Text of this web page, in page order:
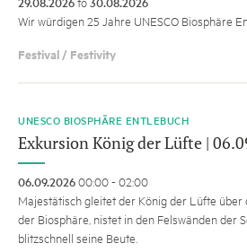
Wir würdigen 25 Jahre UNESCO Biosphäre
Festival / Festivity
UNESCO BIOSPHÄRE ENTLEBUCH
Exkursion König der Lüfte |
06.09.202600:00 - 02:00
Majestätisch gleitet der König der Lüfte
der Biosphäre, nistet in den Felswänden der
blitzschnell seine Beute.